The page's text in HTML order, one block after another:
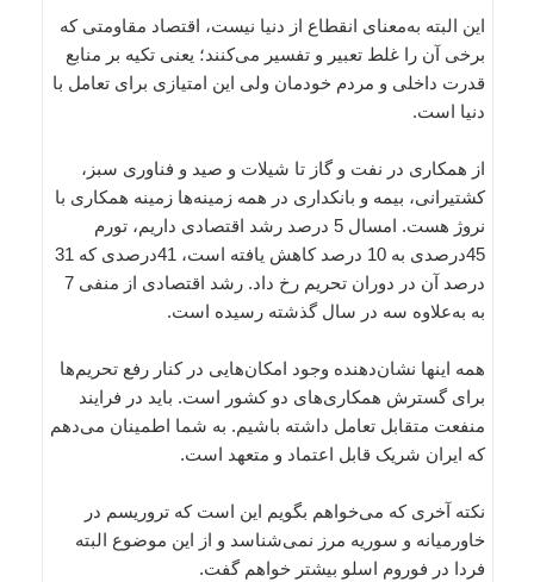
این البته به‌معنای انقطاع از دنیا نیست، اقتصاد مقاومتی که
برخی آن را غلط تعبیر و تفسیر می‌کنند؛ یعنی تکیه بر منابع
قدرت داخلی و مردم خودمان ولی این امتیازی برای تعامل با
دنیا است.
از همکاری در نفت و گاز تا شیلات و صید و فناوری سبز،
کشتیرانی، بیمه و بانکداری در همه زمینه‌ها زمینه همکاری با
نروژ هست. امسال 5 درصد رشد اقتصادی داریم، تورم
45درصدی به 10 درصد کاهش یافته است، 41درصدی که 31
درصد آن در دوران تحریم رخ داد. رشد اقتصادی از منفی 7
به به‌علاوه سه در سال گذشته رسیده است.
همه اینها نشان‌دهنده وجود امکان‌هایی در کنار رفع تحریم‌ها
برای گسترش همکاری‌های دو کشور است. باید در فرایند
منفعت متقابل تعامل داشته باشیم. به شما اطمینان می‌دهم
که ایران شریک قابل اعتماد و متعهد است.
نکته آخری که می‌خواهم بگویم این است که تروریسم در
خاورمیانه و سوریه مرز نمی‌شناسد و از این موضوع البته
فردا در فوروم اسلو بیشتر خواهم گفت.